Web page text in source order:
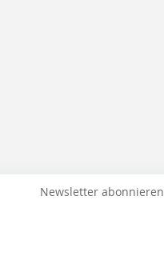
Newsletter abonnieren